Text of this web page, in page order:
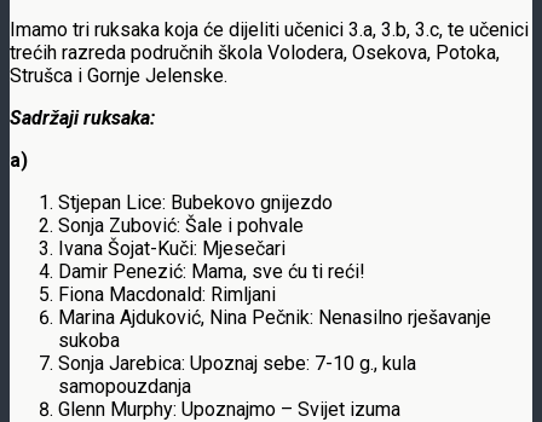
Imamo tri ruksaka koja će dijeliti učenici 3.a, 3.b, 3.c, te učenici
trećih razreda područnih škola Volodera, Osekova, Potoka,
Strušca i Gornje Jelenske.
Sadržaji ruksaka:
a)
Stjepan Lice: Bubekovo gnijezdo
Sonja Zubović: Šale i pohvale
Ivana Šojat-Kuči: Mjesečari
Damir Penezić: Mama, sve ću ti reći!
Fiona Macdonald: Rimljani
Marina Ajduković, Nina Pečnik: Nenasilno rješavanje
sukoba
Sonja Jarebica: Upoznaj sebe: 7-10 g., kula
samopouzdanja
Glenn Murphy: Upoznajmo – Svijet izuma